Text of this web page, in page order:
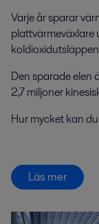
Varje år sparar
plattvärmeväxlare
Den sparade elen
2,7 miljoner
Hur mycket kan
Läs mer